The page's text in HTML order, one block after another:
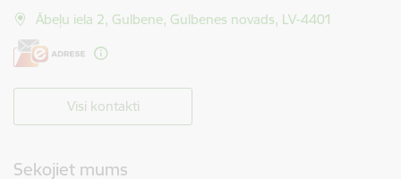
Ābeļu iela 2, Gulbene, Gulbenes novads, LV-4401
Visi kontakti
Sekojiet mums